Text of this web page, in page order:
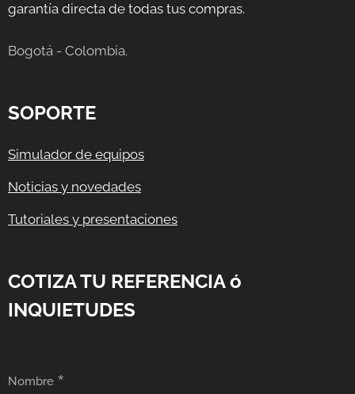
garantía directa de todas tus compras.
Bogotá - Colombia.
SOPORTE
Simulador de equipos
Noticias y novedades
Tutoriales y presentaciones
COTIZA TU REFERENCIA ó
INQUIETUDES
Nombre